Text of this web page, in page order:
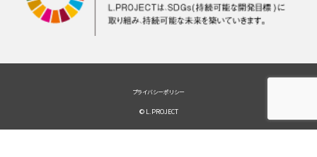
プライバシーポリシー
© L.PROJECT